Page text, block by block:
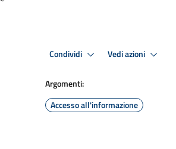
Condividi Vedi azioni
Argomenti:
Accesso all'informazione